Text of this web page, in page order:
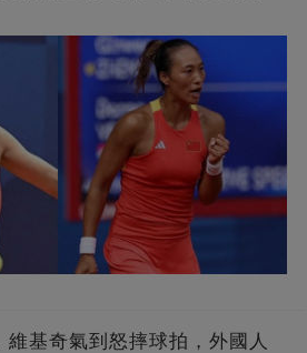
基奇氣到怒摔球拍，外國人